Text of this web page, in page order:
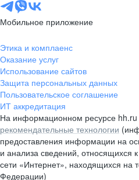
Мобильное приложение
Этика и комплаенс
Оказание услуг
Использование сайтов
Защита персональных данных
Пользовательское соглашение
ИТ аккредитация
На информационном ресурсе hh.ru
рекомендательные технологии
предоставления информации на
и анализа сведений, относящихся
сети «Интернет», находящихся на
Федерации)